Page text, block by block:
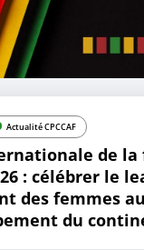
Actualité CPCCAF
de la
: célébrer le
des femmes
du